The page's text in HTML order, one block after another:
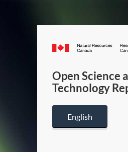
Open Science
Technology
English